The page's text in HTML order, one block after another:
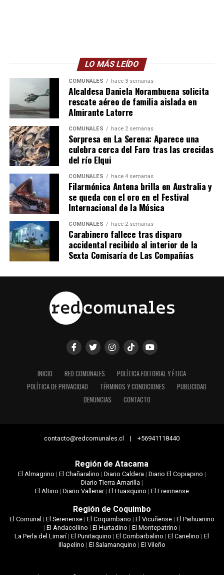
LO MÁS LEÍDO
COMUNALES hace 3 semanas
Alcaldesa Daniela Norambuena solicita
rescate aéreo de familia aislada en
Almirante Latorre
COMUNALES hace 2 semanas
Sorpresa en La Serena: Aparece una
culebra cerca del Faro tras las crecidas
del río Elqui
COMUNALES hace 4 semanas
Filarmónica Antena brilla en Australia y
se queda con el oro en el Festival
Internacional de la Música
COMUNALES hace 2 semanas
Carabinero fallece tras disparo
accidental recibido al interior de la
Sexta Comisaría de Las Compañías
INICIO RED COMUNALES
POLÍTICA EDITORIAL Y ÉTICA
POLÍTICA DE PRIVACIDAD
TÉRMINOS Y CONDICIONES
PUBLICIDAD
DENUNCIAS
CONTACTO
contacto@redcomunales.cl | +56941118440
Región de Atacama
El Almagrino | El Chañaralino | Diario Caldera| Diario El Copiapino |
Diario Tierra Amarilla|
El Altino | Diario Vallenar| El Huasquino | El Freirinense
Región de Coquimbo
El Comunal | El Serenense| El Coquimbano | El Vicuñense| El Paihuanino
| El Andacollino | El Hurtadino | El Montepatrino |
La Perla del Limarí|El Punitaquino |El Combarbalino |El Canelino |El
Illapelino | El Salamanquino | El Vileño